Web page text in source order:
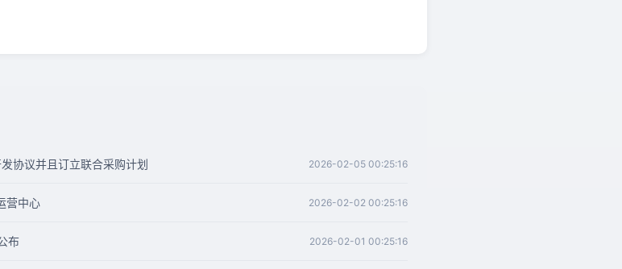
协议并且订立联合采购计划 2026-02-05 00:25:16
营中心 2026-02-02 00:25:16
布 2026-02-01 00:25:16